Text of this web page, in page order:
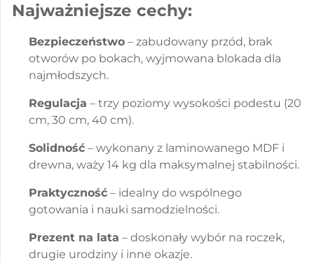
Najważniejsze cechy:
Bezpieczeństwo – zabudowany przód, brak
otworów po bokach, wyjmowana blokada dla
najmłodszych.
Regulacja – trzy poziomy wysokości podestu (20
cm, 30 cm, 40 cm).
Solidność – wykonany z laminowanego MDF i
drewna, waży 14 kg dla maksymalnej stabilności.
Praktyczność – idealny do wspólnego
gotowania i nauki samodzielności.
Prezent na lata – doskonały wybór na roczek,
drugie urodziny i inne okazje.